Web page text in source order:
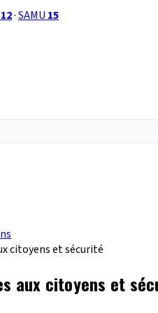
·SAMU 15
citoyens et sécurité
aux citoyens et